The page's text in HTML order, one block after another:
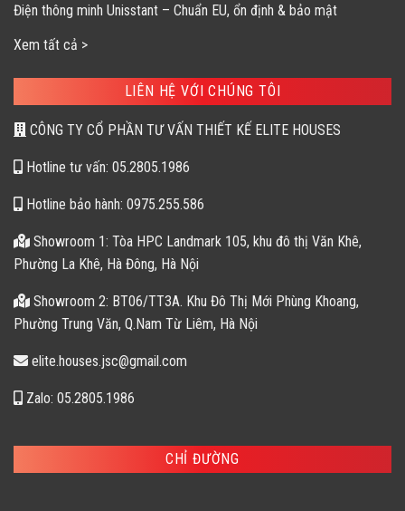
Điện thông minh Unisstant – Chuẩn EU, ổn định & bảo mật
Xem tất cả >
LIÊN HỆ VỚI CHÚNG TÔI
CÔNG TY CỔ PHẦN TƯ VẤN THIẾT KẾ ELITE HOUSES
Hotline tư vấn: 05.2805.1986
Hotline bảo hành: 0975.255.586
Showroom 1: Tòa HPC Landmark 105, khu đô thị Văn Khê,
Phường La Khê, Hà Đông, Hà Nội
Showroom 2: BT06/TT3A. Khu Đô Thị Mới Phùng Khoang,
Phường Trung Văn, Q.Nam Từ Liêm, Hà Nội
elite.houses.jsc@gmail.com
Zalo: 05.2805.1986
CHỈ ĐƯỜNG